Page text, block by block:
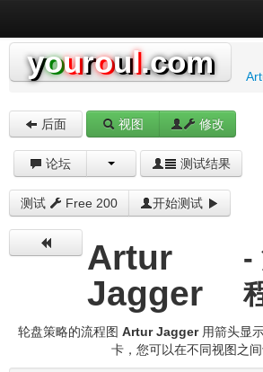
youroul.com
后面 视图 修改
论坛 测试结果
测试 Free 200 开始测试
Artur
Jagger
-
轮盘策略的流程图 Artur Jagger用箭头显
卡，您可以在不同视图之间